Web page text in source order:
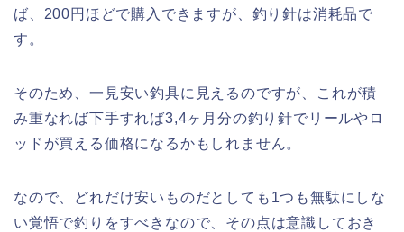
ば、200円ほどで購入できますが、釣り針は消耗品で
す。
そのため、一見安い釣具に見えるのですが、これが積
み重なれば下手すれば3,4ヶ月分の釣り針でリールやロ
ッドが買える価格になるかもしれません。
なので、どれだけ安いものだとしても1つも無駄にしな
い覚悟で釣りをすべきなので、その点は意識しておき